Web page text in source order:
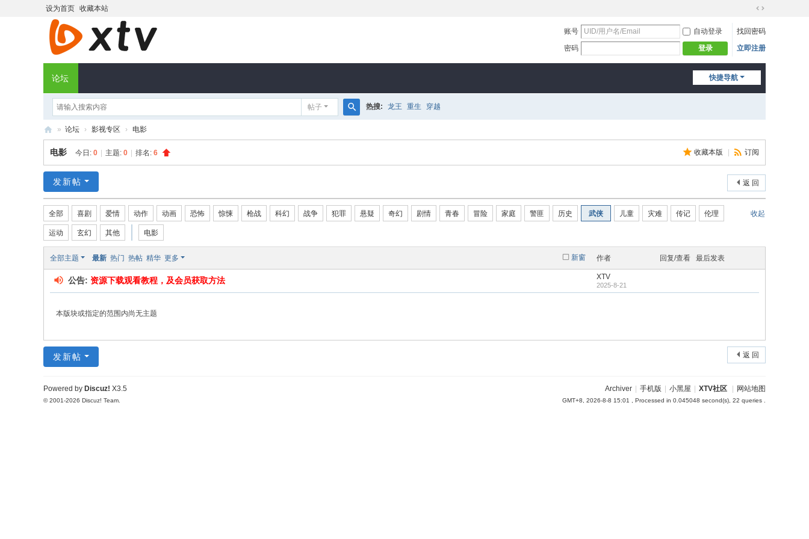
设为首页 收藏本站
换
宽
版
账号 自动登录
找回密码
密码
登录 立即注册
快捷导航
论坛
帖子
索
热搜: 龙王 重生 穿越
T
社
区
» 论坛 › 影视专区 › 电影
收藏本版 订阅
电影 今日: 0 主题: 0 排名: 6
返 回
发新帖
收起
全部 喜剧 爱情 动作 动画 恐怖 惊悚 枪战 科幻 战争 犯罪 悬疑 奇幻 剧情 青春 冒险 家庭 警匪 历史 武侠 儿童 灾难 传记 伦理
运动 玄幻 其他 电影
新窗
全部主题 最新 热门 热帖 精华 更多 作者 回复/查看 最后发表
公告: 资源下载观看教程，及会员获取方法 XTV
2025-8-21
本版块或指定的范围内尚无主题
返 回
发新帖
Archiver 手机版 小黑屋 XTV社区 网站地图
GMT+8, 2026-8-8 15:01 , Processed in 0.045048 second(s), 22 queries .
Powered by Discuz! X3.5
© 2001-2026 Discuz! Team